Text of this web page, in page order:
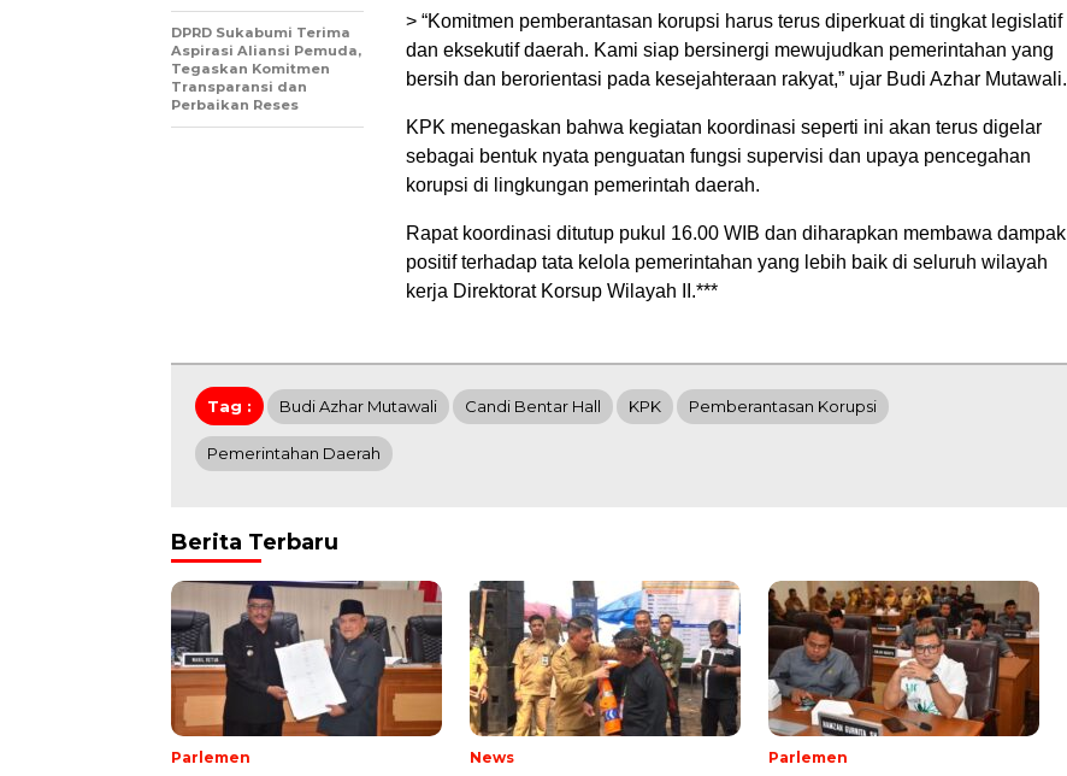
> “Komitmen pemberantasan korupsi harus terus diperkuat di tingkat legislatif
dan eksekutif daerah. Kami siap bersinergi mewujudkan pemerintahan yang
bersih dan berorientasi pada kesejahteraan rakyat,” ujar Budi Azhar Mutawali.
KPK menegaskan bahwa kegiatan koordinasi seperti ini akan terus digelar
sebagai bentuk nyata penguatan fungsi supervisi dan upaya pencegahan
korupsi di lingkungan pemerintah daerah.
Rapat koordinasi ditutup pukul 16.00 WIB dan diharapkan membawa dampak
positif terhadap tata kelola pemerintahan yang lebih baik di seluruh wilayah
kerja Direktorat Korsup Wilayah II.***
DPRD Sukabumi Terima
Aspirasi Aliansi Pemuda,
Tegaskan Komitmen
Transparansi dan
Perbaikan Reses
Tag : Budi Azhar Mutawali Candi Bentar Hall KPK Pemberantasan Korupsi
Pemerintahan Daerah
Berita Terbaru
Parlemen News Parlemen